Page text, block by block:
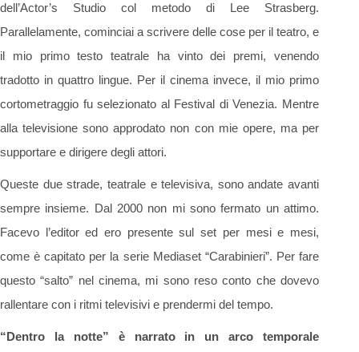
dell’Actor’s Studio col metodo di Lee Strasberg.
Parallelamente, cominciai a scrivere delle cose per il teatro, e
il mio primo testo teatrale ha vinto dei premi, venendo
tradotto in quattro lingue. Per il cinema invece, il mio primo
cortometraggio fu selezionato al Festival di Venezia. Mentre
alla televisione sono approdato non con mie opere, ma per
supportare e dirigere degli attori.
Queste due strade, teatrale e televisiva, sono andate avanti
sempre insieme. Dal 2000 non mi sono fermato un attimo.
Facevo l’editor ed ero presente sul set per mesi e mesi,
come è capitato per la serie Mediaset “Carabinieri”. Per fare
questo “salto” nel cinema, mi sono reso conto che dovevo
rallentare con i ritmi televisivi e prendermi del tempo.
“Dentro la notte” è narrato in un arco temporale